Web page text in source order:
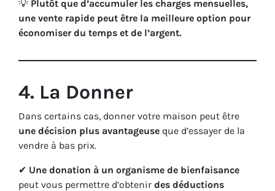
💡 Plutôt que d’accumuler les charges mensuelles,
une vente rapide peut être la meilleure option pour
économiser du temps et de l’argent.
4. La Donner
Dans certains cas, donner votre maison peut être
une décision plus avantageuse que d’essayer de la
vendre à bas prix.
✔ Une donation à un organisme de bienfaisance
peut vous permettre d’obtenir des déductions